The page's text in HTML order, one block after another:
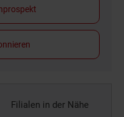
Filialen in der Nähe